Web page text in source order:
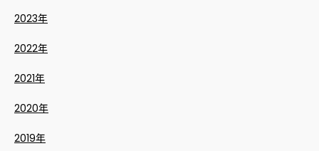
2023年
2022年
2021年
2020年
2019年